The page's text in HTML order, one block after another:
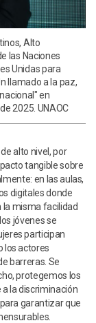
Alto
las Naciones
Unidas para
llamado a la paz,
en
2025. UNAOC
alto nivel, por
tangible sobre
en las aulas,
digitales donde
la misma facilidad
jóvenes se
participan
los actores
barreras. Se
protegemos los
la discriminación
garantizar que